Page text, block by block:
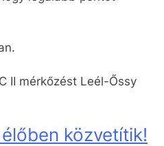
II mérkőzést Leél-Őssy
közvetítik!